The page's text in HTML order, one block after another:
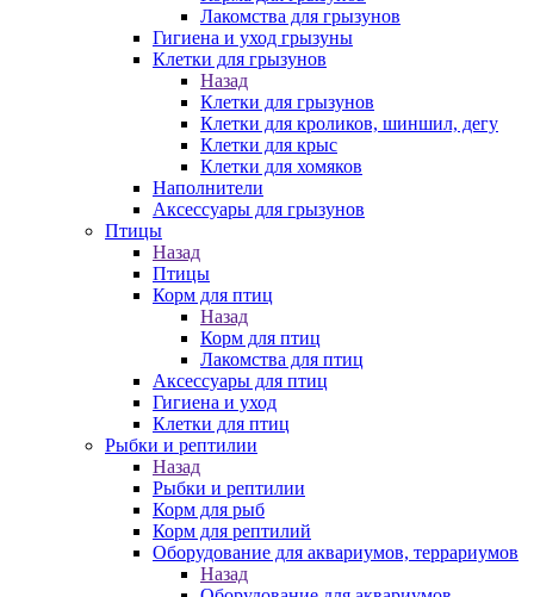
Лакомства для грызунов
Гигиена и уход грызуны
Клетки для грызунов
Назад
Клетки для грызунов
Клетки для кроликов, шиншил, дегу
Клетки для крыс
Клетки для хомяков
Наполнители
Аксессуары для грызунов
Птицы
Назад
Птицы
Корм для птиц
Назад
Корм для птиц
Лакомства для птиц
Аксессуары для птиц
Гигиена и уход
Клетки для птиц
Рыбки и рептилии
Назад
Рыбки и рептилии
Корм для рыб
Корм для рептилий
Оборудование для аквариумов, террариумов
Назад